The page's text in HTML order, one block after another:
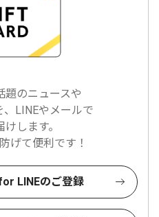
題のニュースや
LINEやメールで
します。
げて便利です！
LINEのご登録